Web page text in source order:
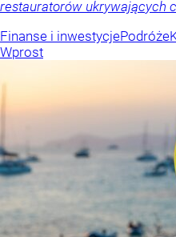
restauratorów ukrywających
Finanse i inwestycjePodróże
Wprost